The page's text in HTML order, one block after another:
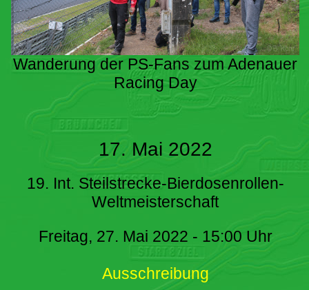
Wanderung der PS-Fans zum Adenauer
Racing Day
17. Mai 2022
19. Int. Steilstrecke-Bierdosenrollen-
Weltmeisterschaft
Freitag, 27. Mai 2022 - 15:00 Uhr
Ausschreibung